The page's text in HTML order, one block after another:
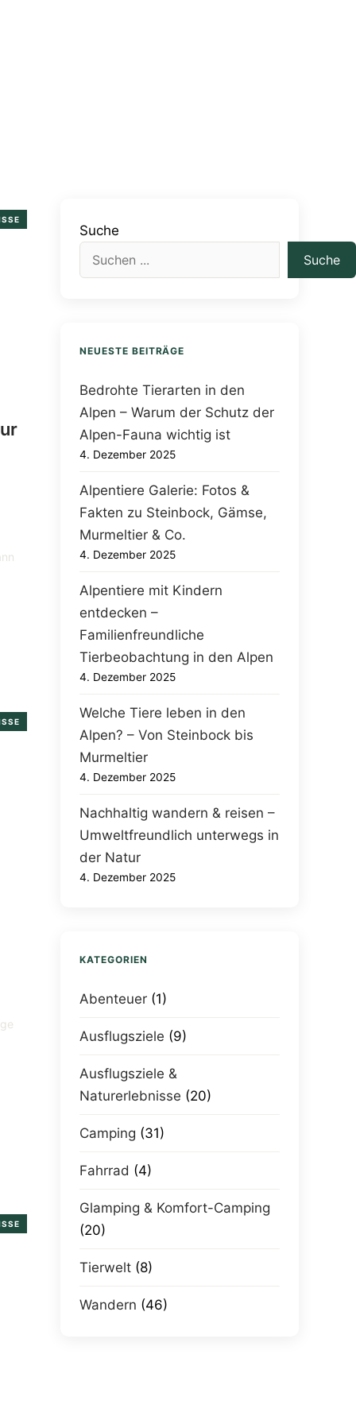
Suche
Suche
NEUESTE BEITRÄGE
Bedrohte Tierarten in den
Alpen – Warum der Schutz der
Alpen-Fauna wichtig ist
4. Dezember 2025
Alpentiere Galerie: Fotos &
Fakten zu Steinbock, Gämse,
Murmeltier & Co.
4. Dezember 2025
Alpentiere mit Kindern
entdecken –
Familienfreundliche
Tierbeobachtung in den Alpen
4. Dezember 2025
Welche Tiere leben in den
Alpen? – Von Steinbock bis
Murmeltier
4. Dezember 2025
Nachhaltig wandern & reisen –
Umweltfreundlich unterwegs in
der Natur
4. Dezember 2025
KATEGORIEN
Abenteuer (1)
Ausflugsziele (9)
Ausflugsziele &
Naturerlebnisse (20)
Camping (31)
Fahrrad (4)
Glamping & Komfort-Camping
(20)
Tierwelt (8)
Wandern (46)